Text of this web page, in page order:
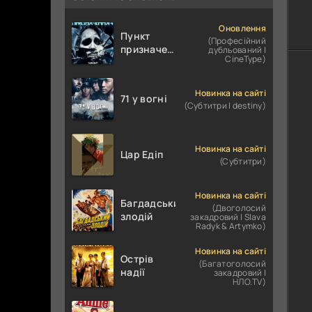
Пункт
призначення
Оновлення
(Професійний
дубльований |
CineType)
71 у вогні
Новинка на сайті
(Субтитри | destiny)
Цар Едіп
Новинка на сайті
(Субтитри)
Багдадський
злодій
Новинка на сайті
(Двоголосий
закадровий | Slava
Radyk & Artymko)
Острів
надії
Новинка на сайті
(Багатоголосий
закадровий |
НЛО.TV)